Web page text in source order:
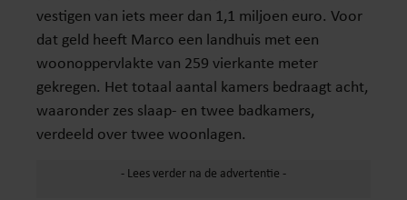
vestigen van iets meer dan 1,1 miljoen euro. Voor
dat geld heeft Marco een landhuis met een
woonoppervlakte van 259 vierkante meter
gekregen. Het totaal aantal kamers bedraagt acht,
waaronder zes slaap- en twee badkamers,
verdeeld over twee woonlagen.